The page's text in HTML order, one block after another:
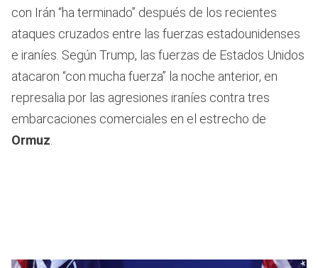
con Irán “ha terminado” después de los recientes
ataques cruzados entre las fuerzas estadounidenses
e iraníes. Según Trump, las fuerzas de Estados Unidos
atacaron “con mucha fuerza” la noche anterior, en
represalia por las agresiones iraníes contra tres
embarcaciones comerciales en el estrecho de
Ormuz.